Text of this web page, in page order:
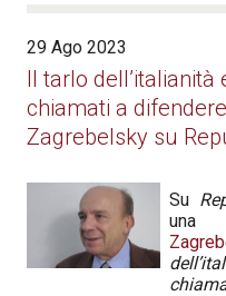
29 Ago 2023
Il tarlo
chiamati a
Zagrebelsky su
Su
una